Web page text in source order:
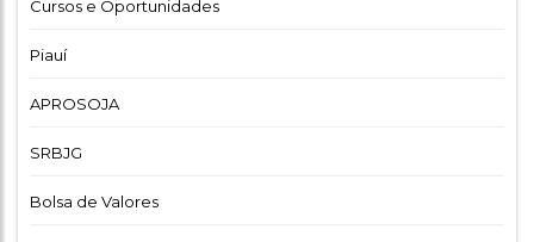
Cursos e Oportunidades
Piauí
APROSOJA
SRBJG
Bolsa de Valores